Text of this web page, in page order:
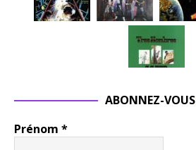
ABONNEZ-VOUS
Prénom *